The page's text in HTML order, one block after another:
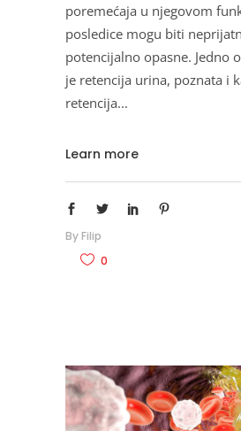
poremećaja u njegovom
posledice mogu biti
potencijalno opasne. Jedno
je retencija urina, poznata i
retencija
Learn more
By Filip
0